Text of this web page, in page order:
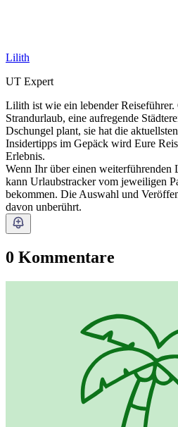
Lilith
UT Expert
Lilith ist wie ein lebender Reiseführer.
Strandurlaub, eine aufregende
Dschungel plant, sie hat die
Insidertipps im Gepäck wird Eure
Erlebnis.
Wenn Ihr über einen weiterführenden
kann Urlaubstracker vom jeweiligen
bekommen. Die Auswahl und
davon unberührt.
0 Kommentare